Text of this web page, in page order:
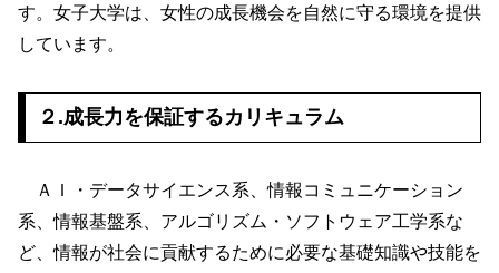
す。女子大学は、女性の成長機会を自然に守る環境を提供
しています。
２.成長力を保証するカリキュラム
ＡＩ・データサイエンス系、情報コミュニケーション
系、情報基盤系、アルゴリズム・ソフトウェア工学系な
ど、情報が社会に貢献するために必要な基礎知識や技能を